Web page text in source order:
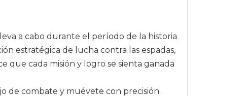
a cabo durante el período de la historia
estratégica de lucha contra las espadas,
que cada misión y logro se sienta ganada
de combate y muévete con precisión.